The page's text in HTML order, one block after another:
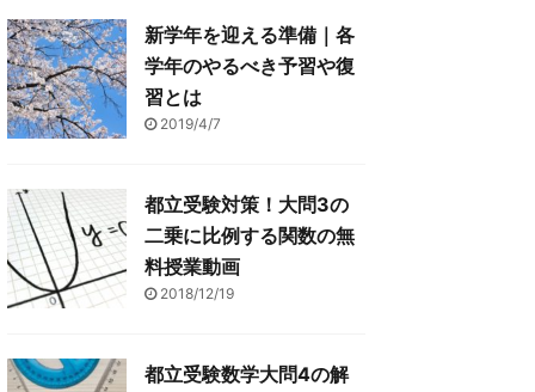
新学年を迎える準備｜各
学年のやるべき予習や復
習とは
2019/4/7
都立受験対策！大問3の
二乗に比例する関数の無
料授業動画
2018/12/19
都立受験数学大問4の解